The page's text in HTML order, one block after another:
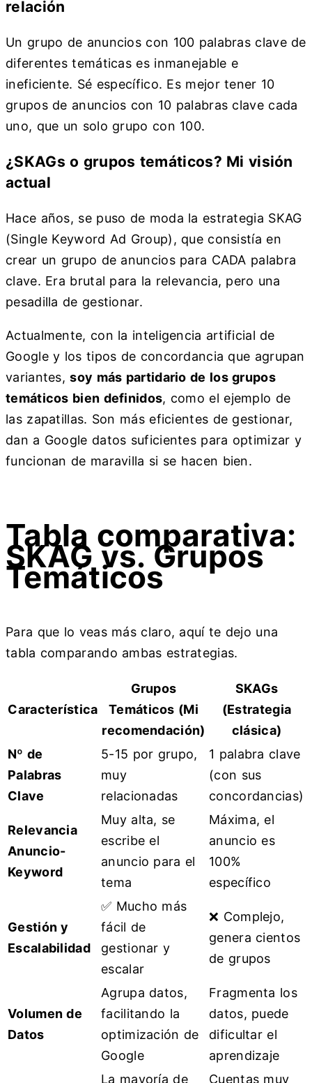
relación
Un grupo de anuncios con 100 palabras clave de
diferentes temáticas es inmanejable e
ineficiente. Sé específico. Es mejor tener 10
grupos de anuncios con 10 palabras clave cada
uno, que un solo grupo con 100.
¿SKAGs o grupos temáticos? Mi visión
actual
Hace años, se puso de moda la estrategia SKAG
(Single Keyword Ad Group), que consistía en
crear un grupo de anuncios para CADA palabra
clave. Era brutal para la relevancia, pero una
pesadilla de gestionar.
Actualmente, con la inteligencia artificial de
Google y los tipos de concordancia que agrupan
variantes,soy más partidario de los grupos
temáticos bien definidos, como el ejemplo de
las zapatillas. Son más eficientes de gestionar,
dan a Google datos suficientes para optimizar y
funcionan de maravilla si se hacen bien.
Tabla comparativa:
SKAG vs. Grupos
Temáticos
Para que lo veas más claro, aquí te dejo una
tabla comparando ambas estrategias.
Característica
Grupos
Temáticos (Mi
recomendación)
SKAGs
(Estrategia
clásica)
Nº de
Palabras
Clave
5-15 por grupo,
muy
relacionadas
1 palabra clave
(con sus
concordancias)
Relevancia
Anuncio-
Keyword
Muy alta, se
escribe el
anuncio para el
tema
Máxima, el
anuncio es
100%
específico
Gestión y
Escalabilidad
✅ Mucho más
fácil de
gestionar y
escalar
❌ Complejo,
genera cientos
de grupos
Volumen de
Datos
Agrupa datos,
facilitando la
optimización de
Google
Fragmenta los
datos, puede
dificultar el
aprendizaje
La mayoría de
Cuentas muy